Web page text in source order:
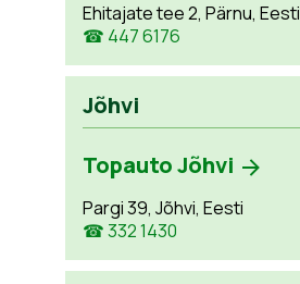
Ehitajate tee 2, Pärnu, Eesti
☎ 447 6176
Jõhvi
Topauto Jõhvi
Pargi 39, Jõhvi, Eesti
☎ 332 1430